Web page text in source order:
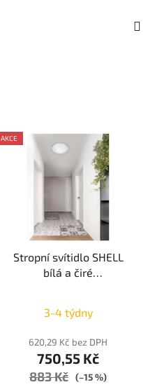
AKCE
Stropní svítidlo SHELL
bílá a čiré
3-4 týdny
620,29 Kč bez DPH
750,55 Kč
883 Kč (–15 %)